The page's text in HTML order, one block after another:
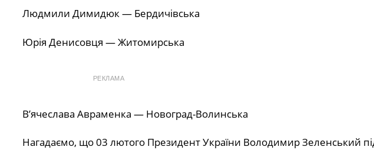
Людмили Димидюк — Бердичівська
Юрія Денисовця — Житомирська
РЕКЛАМА
В’ячеслава Авраменка — Новоград-Волинська
Нагадаємо, що 03 лютого Президент України Володимир Зеленський